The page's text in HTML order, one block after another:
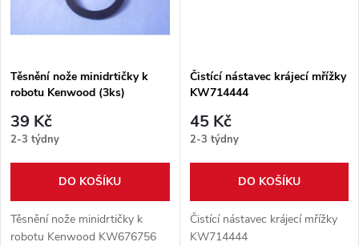
Těsnění nože minidrtičky k
robotu Kenwood (3ks)
39 Kč
2-3 týdny
DO KOŠÍKU
Těsnění nože minidrtičky k
robotu Kenwood KW676756
Čistící nástavec krájecí mřížky
KW714444
45 Kč
2-3 týdny
DO KOŠÍKU
Čistící nástavec krájecí mřížky
KW714444